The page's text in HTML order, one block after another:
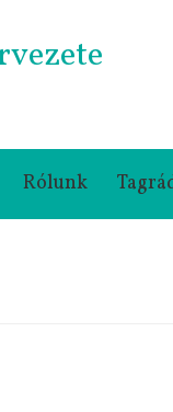
Rólunk